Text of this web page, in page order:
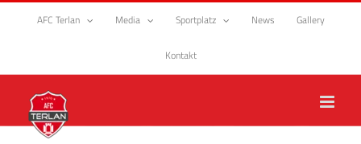
Zum
AFC Terlan Media Sportplatz News Gallery
Kontakt